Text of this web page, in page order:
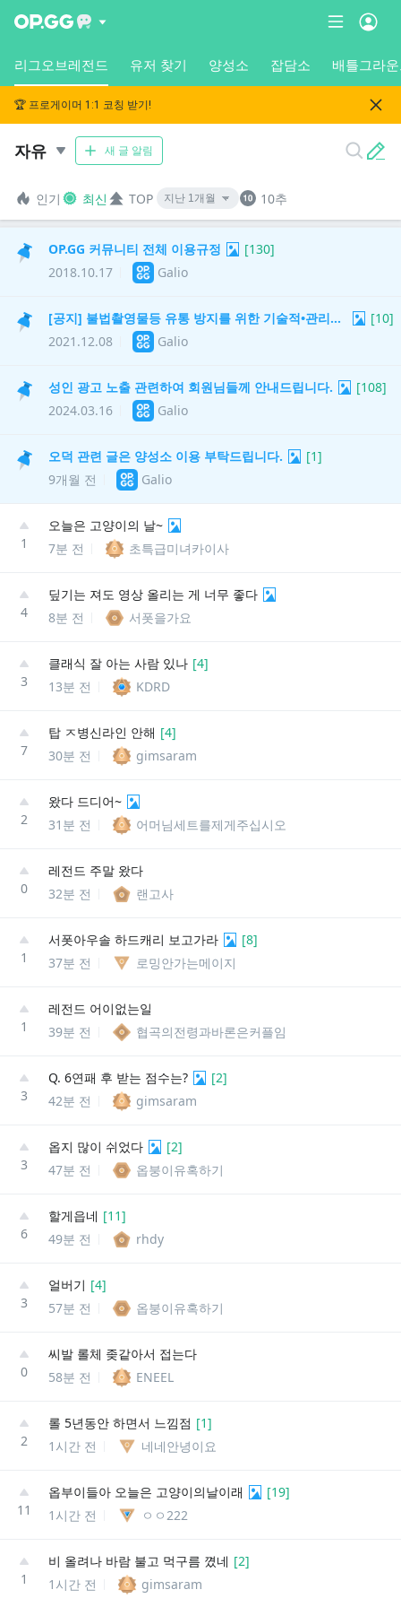
리그오브레전드 유저 찾기 양성소 잡담소 배틀그라
🏆 프로게이머 1:1 코칭 받기!
자유 새 글 알림
인기 최신 TOP 10추
OP.GG 커뮤니티 전체 이용규정 [130]
2018.10.17
Galio
[공지] 불법촬영물등 유통 방지를 위한 기술적•관리적 조치 적용 [10]
2021.12.08
Galio
성인 광고 노출 관련하여 회원님들께 안내드립니다. [108]
2024.03.16
Galio
오덕 관련 글은 양성소 이용 부탁드립니다. [1]
9개월 전
Galio
1
오늘은 고양이의 날~
7분 전
초특급미녀카이사
4
딮기는 져도 영상 올리는 게 너무 좋다
8분 전
서폿을가요
3
클래식 잘 아는 사람 있나 [4]
13분 전
KDRD
7
탑 ㅈ병신라인 안해 [4]
30분 전
gimsaram
2
왔다 드디어~
31분 전
어머님세트를제게주십시오
0
레전드 주말 왔다
32분 전
랜고사
1
서폿아우솔 하드캐리 보고가라 [8]
37분 전
로밍안가는메이지
1
레전드 어이없는일
39분 전
협곡의전령과바론은커플임
3
Q. 6연패 후 받는 점수는? [2]
42분 전
gimsaram
3
옵지 많이 쉬었다 [2]
47분 전
옵붕이유혹하기
6
할게읍네 [11]
49분 전
rhdy
3
얼버기 [4]
57분 전
옵붕이유혹하기
0
씨발 롤체 좆같아서 접는다
58분 전
ENEEL
2
롤 5년동안 하면서 느낌점 [1]
1시간 전
네네안녕이요
11
옵부이들아 오늘은 고양이의날이래 [19]
1시간 전
ㅇㅇ222
1
비 올려나 바람 불고 먹구름 꼈네 [2]
1시간 전
gimsaram